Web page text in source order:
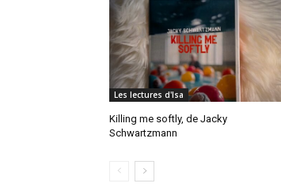
Les lectures d'Isa
Killing me softly, de Jacky
Schwartzmann